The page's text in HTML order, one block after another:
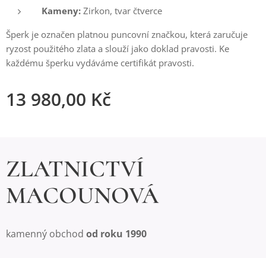
Kameny: Zirkon, tvar čtverce
Šperk je označen platnou puncovní značkou, která zaručuje
ryzost použitého zlata a slouží jako doklad pravosti. Ke
každému šperku vydáváme certifikát pravosti.
13 980,00 Kč
ZLATNICTVÍ
MACOUNOVÁ
kamenný obchod od roku 1990